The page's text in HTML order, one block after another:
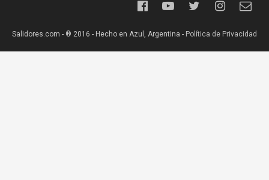
Salidores.com - ® 2016 - Hecho en Azul, Argentina - Política de Privacidad